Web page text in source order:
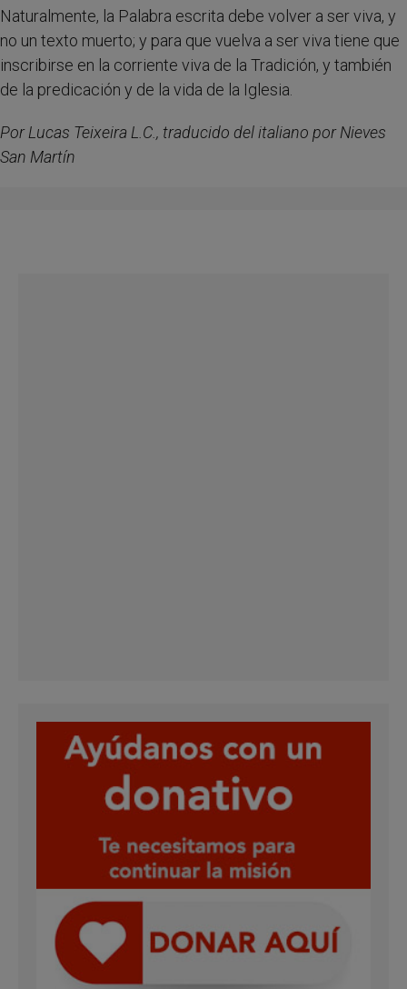
Naturalmente, la Palabra escrita debe volver a ser viva, y
no un texto muerto; y para que vuelva a ser viva tiene que
inscribirse en la corriente viva de la Tradición, y también
de la predicación y de la vida de la Iglesia.
Por Lucas Teixeira L.C., traducido del italiano por Nieves
San Martín